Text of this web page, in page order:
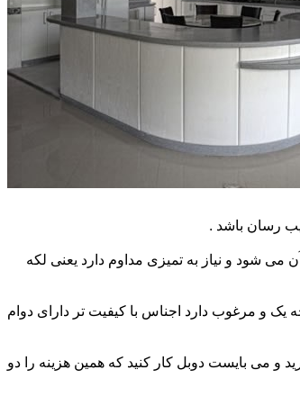
رسان باشد .
شود و نیاز به تمیزی مداوم دارد یعنی لکه
یک و مرغوب دارد اجناس با کیفیت تر دارای دوام
و می بایست دوبل کار کنید که همین هزینه را دو